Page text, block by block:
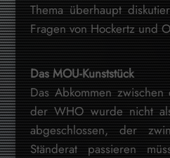
Thema überhaupt
Fragen von Hockertz und
Das MOU-Kunststück
Das Abkommen
der WHO wurde nicht
abgeschlossen, der
Ständerat passieren